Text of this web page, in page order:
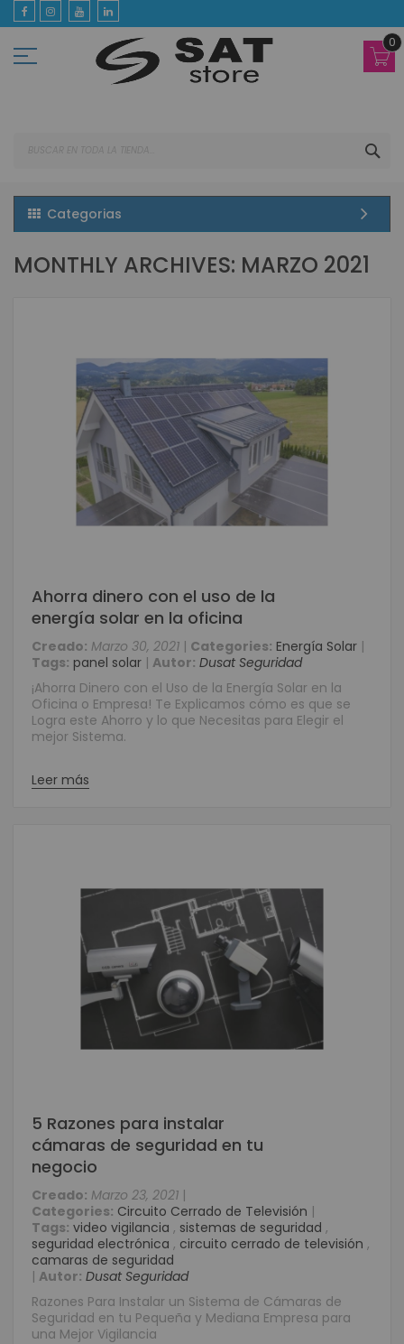
Ir
al
contenido
0
Categorias
MONTHLY ARCHIVES: MARZO 2021
Ahorra dinero con el uso de la
energía solar en la oficina
Creado: Marzo 30, 2021 | Categories: Energía Solar |
Tags: panel solar | Autor: Dusat Seguridad
¡Ahorra Dinero con el Uso de la Energía Solar en la
Oficina o Empresa! Te Explicamos cómo es que se
Logra este Ahorro y lo que Necesitas para Elegir el
mejor Sistema.
Leer más
5 Razones para instalar
cámaras de seguridad en tu
negocio
Creado: Marzo 23, 2021 |
Categories: Circuito Cerrado de Televisión |
Tags: video vigilancia , sistemas de seguridad ,
seguridad electrónica , circuito cerrado de televisión ,
camaras de seguridad
| Autor: Dusat Seguridad
Razones Para Instalar un Sistema de Cámaras de
Seguridad en tu Pequeña y Mediana Empresa para
una Mejor Vigilancia